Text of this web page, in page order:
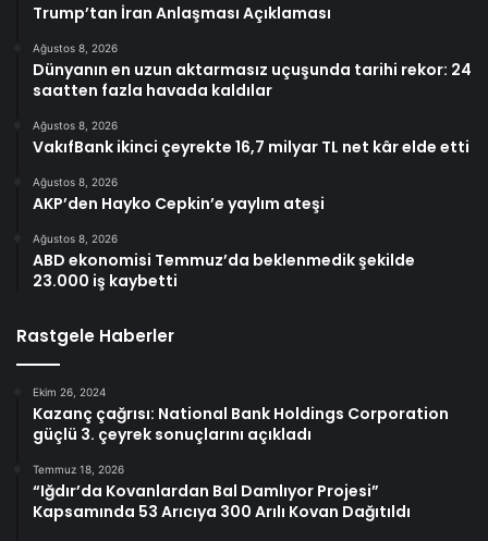
Trump’tan İran Anlaşması Açıklaması
Ağustos 8, 2026
Dünyanın en uzun aktarmasız uçuşunda tarihi rekor: 24
saatten fazla havada kaldılar
Ağustos 8, 2026
VakıfBank ikinci çeyrekte 16,7 milyar TL net kâr elde etti
Ağustos 8, 2026
AKP’den Hayko Cepkin’e yaylım ateşi
Ağustos 8, 2026
ABD ekonomisi Temmuz’da beklenmedik şekilde
23.000 iş kaybetti
Rastgele Haberler
Ekim 26, 2024
Kazanç çağrısı: National Bank Holdings Corporation
güçlü 3. çeyrek sonuçlarını açıkladı
Temmuz 18, 2026
“Iğdır’da Kovanlardan Bal Damlıyor Projesi”
Kapsamında 53 Arıcıya 300 Arılı Kovan Dağıtıldı